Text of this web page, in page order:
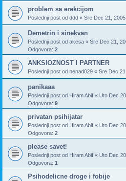
problem sa erekcijom
Poslednji post od ddd « Sre Dec 21,
Demetrin i sinekvan
Poslednji post od akesa « Sre Dec 21,
Odgovora: 2
ANKSIOZNOST I PARTNER
Poslednji post od nenad029 « Sre Dec
panikaaa
Poslednji post od Hiram Abif « Uto Dec
Odgovora: 9
privatan psihijatar
Poslednji post od Hiram Abif « Uto Dec
Odgovora: 2
please savet!
Poslednji post od Hiram Abif « Uto Dec
Odgovora: 1
Psihodelicne droge i fobije